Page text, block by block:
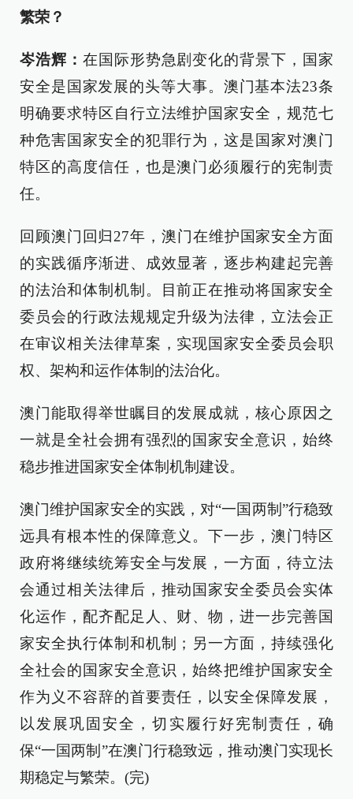
繁荣？
岑浩辉： 在国际形势急剧变化的背景下，国家
安全是国家发展的头等大事。澳门基本法23条
明确要求特区自行立法维护国家安全，规范七
种危害国家安全的犯罪行为，这是国家对澳门
特区的高度信任，也是澳门必须履行的宪制责
任。
回顾澳门回归27年，澳门在维护国家安全方面
的实践循序渐进、成效显著，逐步构建起完善
的法治和体制机制。目前正在推动将国家安全
委员会的行政法规规定升级为法律，立法会正
在审议相关法律草案，实现国家安全委员会职
权、架构和运作体制的法治化。
澳门能取得举世瞩目的发展成就，核心原因之
一就是全社会拥有强烈的国家安全意识，始终
稳步推进国家安全体制机制建设。
澳门维护国家安全的实践，对“一国两制”行稳致
远具有根本性的保障意义。下一步，澳门特区
政府将继续统筹安全与发展，一方面，待立法
会通过相关法律后，推动国家安全委员会实体
化运作，配齐配足人、财、物，进一步完善国
家安全执行体制和机制；另一方面，持续强化
全社会的国家安全意识，始终把维护国家安全
作为义不容辞的首要责任，以安全保障发展，
以发展巩固安全，切实履行好宪制责任，确
保“一国两制”在澳门行稳致远，推动澳门实现长
期稳定与繁荣。(完)